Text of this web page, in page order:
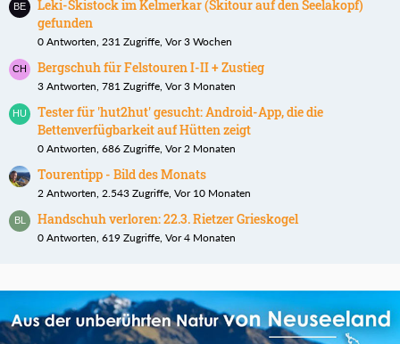
Leki-Skistock im Kelmerkar (Skitour auf den Seelakopf)
gefunden
0 Antworten, 231 Zugriffe, Vor 3 Wochen
Bergschuh für Felstouren I-II + Zustieg
3 Antworten, 781 Zugriffe, Vor 3 Monaten
Tester für 'hut2hut' gesucht: Android-App, die die
Bettenverfügbarkeit auf Hütten zeigt
0 Antworten, 686 Zugriffe, Vor 2 Monaten
Tourentipp - Bild des Monats
2 Antworten, 2.543 Zugriffe, Vor 10 Monaten
Handschuh verloren: 22.3. Rietzer Grieskogel
0 Antworten, 619 Zugriffe, Vor 4 Monaten